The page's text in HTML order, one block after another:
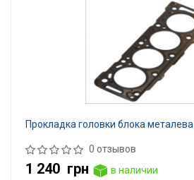
Прокладка головки блока металева
0 отзывов
1 240 грн
в наличии